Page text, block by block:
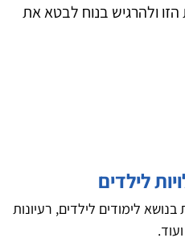
ולהרגיש בנוח לבטא את
לילדים
לימודים לילדים, רעיונות